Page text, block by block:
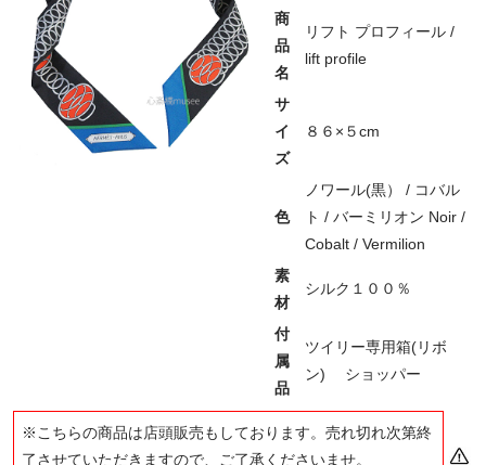
商
品
名
リフト プロフィール /
lift profile
サ
イ
ズ
８６×５cm
色
ノワール(黒） / コバル
ト / バーミリオン Noir /
Cobalt / Vermilion
素
材
シルク１００％
付
属
品
ツイリー専用箱(リボ
ン) ショッパー
※こちらの商品は店頭販売もしております。売れ切れ次第終
了させていただきますので、ご了承くださいませ。